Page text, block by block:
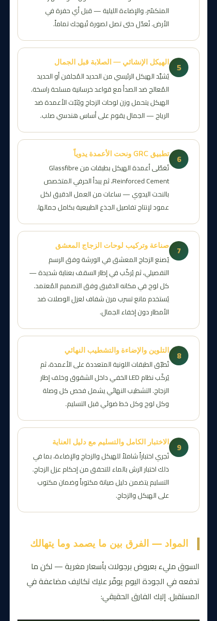
المتكسّر، والإضاءة الليلية — قبل أي حفرة في
الأرض. نُعدّل حتى تصل لصورة تُبهجك تماماً.
5 الهيكل الإنشائي — الصلابة قبل الجمال
يُشيَّد الهيكل الرئيسي من الحديد المُجلفن أو الحديد
المُعالج ضد الصدأ مع قواعد خرسانية مسلحة راسخة.
الهيكل يتحمل وزن لوحات الزجاج ويُثبّت الأعمدة ضد
الرياح — الجمال يقوم على أساس هندسي صلب.
6 تطبيق GRC ونحت الأعمدة يدوياً
تُغطّى أعمدة الهيكل بطبقات من Glassfibre
Reinforced Cement، ثم يبدأ الحرفي المتخصص
بالنحت اليدوي — ساعات من العمل الدقيق لكل
عمود لإنتاج تفاصيل الجذع الطبيعية بكامل جمالها.
7 صناعة وتركيب لوحات الزجاج المعشق
يُصنع الزجاج المعشق في الورشة وفق الرسم
التفصيلي، ثم يُركّب في إطار السقف بعناية شديدة —
كل لوح في مكانه الدقيق وفق التصميم المُعتمد.
يُستخدم مانع تسرب مرن شفاف لعزل الوصلات ضد
الأمطار دون إخفاء الجمال.
8 التلوين والإضاءة والتشطيب النهائي
تُطبّق الطبقات اللونية المتعددة على الأعمدة، ثم
يُركّب نظام LED الخفي داخل الشقوق وخلف إطار
الزجاج. التشطيب النهائي يشمل فحص كل وصلة
وكل لوح وكل خط ضوئي قبل التسليم.
9 الاختبار الكامل والتسليم مع دليل العناية
نُجري اختباراً شاملاً للهيكل والزجاج والإضاءة، بما في
ذلك اختبار الرش بالماء للتحقق من إحكام عزل الزجاج.
التسليم يتضمن دليل صيانة مكتوباً وضمان مكتوب
على الهيكل والزجاج.
المواد — الفرق بين ما يصمد وما يتهالك
السوق مليء بعروض برجولات بأسعار مغرية — لكن ما
تدفعه في الجودة اليوم يوفّر عليك تكاليف مضاعفة في
المستقبل. إليك الفارق الحقيقي: